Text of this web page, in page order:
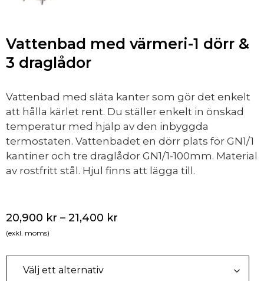
Vattenbad med värmeri-1 dörr &
3 draglådor
Vattenbad med släta kanter som gör det enkelt
att hålla kärlet rent. Du ställer enkelt in önskad
temperatur med hjälp av den inbyggda
termostaten. Vattenbadet en dörr plats för GN1/1
kantiner och tre draglådor GN1/1-100mm. Material
av rostfritt stål. Hjul finns att lägga till.
20,900 kr – 21,400 kr
(exkl. moms)